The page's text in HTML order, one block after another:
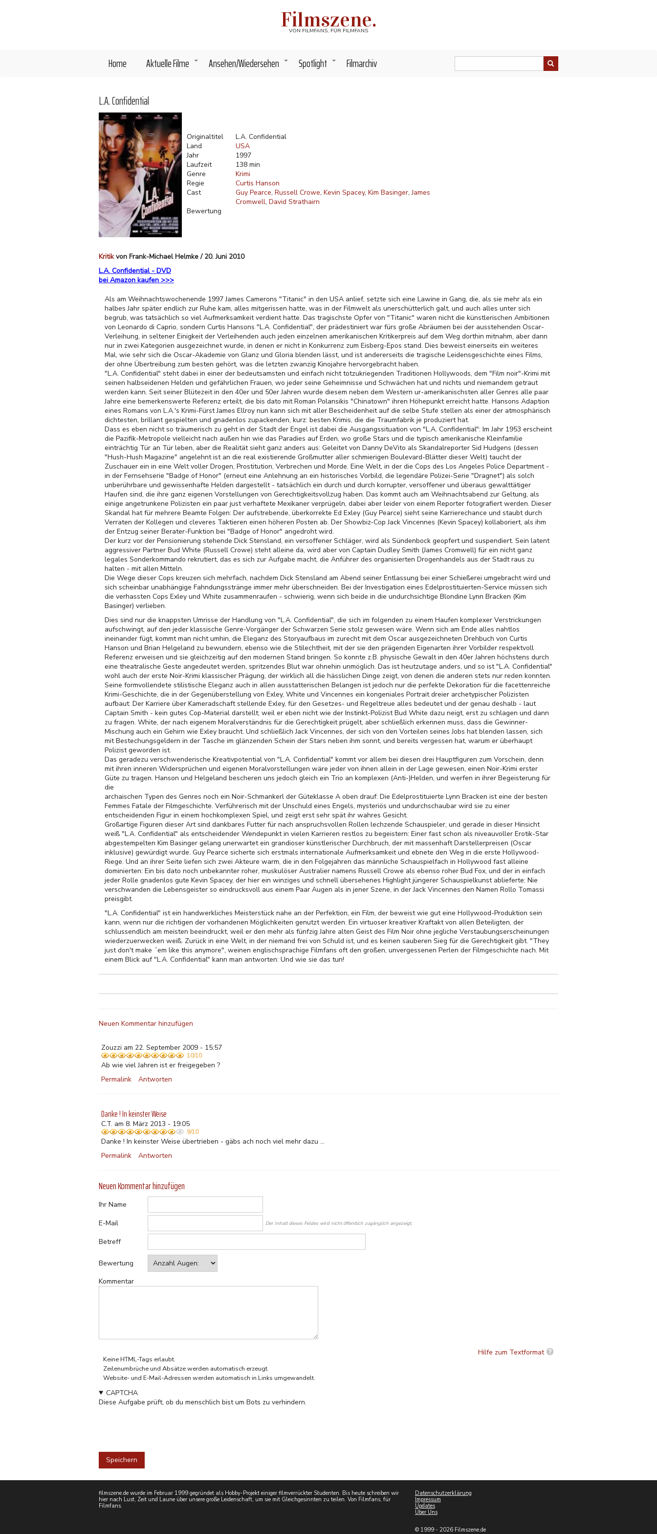
Filmszene.
VON FILMFANS, FÜR FILMFANS
Home +
Aktuelle Filme +
Ansehen/Wiedersehen +
Spotlight Filmarchiv
L.A. Confidential
Originaltitel
L.A. Confidential
Land
USA
Jahr
1997
Laufzeit
138 min
Genre
Krimi
Regie
Curtis Hanson
Cast
Guy Pearce Russell Crowe Kevin Spacey Kim Basinger James
Cromwell David Strathairn
Bewertung
Kritikvon Frank-Michael Helmke / 20. Juni 2010
L.A. Confidential - DVD
bei Amazon kaufen >>>
Als am Weihnachtswochenende 1997 James Camerons "Titanic" in den USA anlief, setzte sich eine Lawine in Gang, die, als sie mehr als ein
halbes Jahr später endlich zur Ruhe kam, alles mitgerissen hatte, was in der Filmwelt als unerschütterlich galt, und auch alles unter sich
begrub, was tatsächlich so viel Aufmerksamkeit verdient hatte. Das tragischste Opfer von "Titanic" waren nicht die künstlerischen Ambitionen
von Leonardo di Caprio, sondern Curtis Hansons "L.A. Confidential", der prädestiniert war fürs große Abräumen bei der ausstehenden Oscar-
Verleihung, in seltener Einigkeit der Verleihenden auch jeden einzelnen amerikanischen Kritikerpreis auf dem Weg dorthin mitnahm, aber dann
nur in zwei Kategorien ausgezeichnet wurde, in denen er nicht in Konkurrenz zum Eisberg-Epos stand. Dies beweist einerseits ein weiteres
Mal, wie sehr sich die Oscar-Akademie von Glanz und Gloria blenden lässt, und ist andererseits die tragische Leidensgeschichte eines Films,
der ohne Übertreibung zum besten gehört, was die letzten zwanzig Kinojahre hervorgebracht haben.
"L.A. Confidential" steht dabei in einer der bedeutsamsten und einfach nicht totzukriegenden Traditionen Hollywoods, dem "Film noir"-Krimi mit
seinen halbseidenen Helden und gefährlichen Frauen, wo jeder seine Geheimnisse und Schwächen hat und nichts und niemandem getraut
werden kann. Seit seiner Blütezeit in den 40er und 50er Jahren wurde diesem neben dem Western ur-amerikanischsten aller Genres alle paar
Jahre eine bemerkenswerte Referenz erteilt, die bis dato mit Roman Polansikis "Chinatown" ihren Höhepunkt erreicht hatte. Hansons Adaption
eines Romans von L.A.'s Krimi-Fürst James Ellroy nun kann sich mit aller Bescheidenheit auf die selbe Stufe stellen als einer der atmosphärisch
dichtesten, brillant gespielten und gnadenlos zupackenden, kurz: besten Krimis, die die Traumfabrik je produziert hat.
Dass es eben nicht so träumerisch zu geht in der Stadt der Engel ist dabei die Ausgangssituation von "L.A. Confidential": Im Jahr 1953 erscheint
die Pazifik-Metropole vielleicht nach außen hin wie das Paradies auf Erden, wo große Stars und die typisch amerikanische Kleinfamilie
einträchtig Tür an Tür leben, aber die Realität sieht ganz anders aus: Geleitet von Danny DeVito als Skandalreporter Sid Hudgens (dessen
"Hush-Hush Magazine" angelehnt ist an die real existierende Großmutter aller schmierigen Boulevard-Blätter dieser Welt) taucht der
Zuschauer ein in eine Welt voller Drogen, Prostitution, Verbrechen und Morde. Eine Welt, in der die Cops des Los Angeles Police Department -
in der Fernsehserie "Badge of Honor" (erneut eine Anlehnung an ein historisches Vorbild, die legendäre Polizei-Serie "Dragnet") als solch
unberührbare und gewissenhafte Helden dargestellt - tatsächlich ein durch und durch korrupter, versoffener und überaus gewalttätiger
Haufen sind, die ihre ganz eigenen Vorstellungen von Gerechtigkeitsvollzug haben. Das kommt auch am Weihnachtsabend zur Geltung, als
einige angetrunkene Polizisten ein paar just verhaftete Mexikaner verprügeln, dabei aber leider von einem Reporter fotografiert werden. Dieser
Skandal hat für mehrere Beamte Folgen: Der aufstrebende, überkorrekte Ed Exley (Guy Pearce) sieht seine Karrierechance und staubt durch
Verraten der Kollegen und cleveres Taktieren einen höheren Posten ab. Der Showbiz-Cop Jack Vincennes (Kevin Spacey) kollaboriert, als ihm
der Entzug seiner Berater-Funktion bei "Badge of Honor" angedroht wird.
Der kurz vor der Pensionierung stehende Dick Stensland, ein versoffener Schläger, wird als Sündenbock geopfert und suspendiert. Sein latent
aggressiver Partner Bud White (Russell Crowe) steht alleine da, wird aber von Captain Dudley Smith (James Cromwell) für ein nicht ganz
legales Sonderkommando rekrutiert, das es sich zur Aufgabe macht, die Anführer des organisierten Drogenhandels aus der Stadt raus zu
halten - mit allen Mitteln.
Die Wege dieser Cops kreuzen sich mehrfach, nachdem Dick Stensland am Abend seiner Entlassung bei einer Schießerei umgebracht wird und
sich scheinbar unabhängige Fahndungsstränge immer mehr überschneiden. Bei der Investigation eines Edelprostituierten-Service müssen sich
die verhassten Cops Exley und White zusammenraufen - schwierig, wenn sich beide in die undurchsichtige Blondine Lynn Bracken (Kim
Basinger) verlieben.
Dies sind nur die knappsten Umrisse der Handlung von "L.A. Confidential", die sich im folgenden zu einem Haufen komplexer Verstrickungen
aufschwingt, auf den jeder klassische Genre-Vorgänger der Schwarzen Serie stolz gewesen wäre. Wenn sich am Ende alles nahtlos
ineinander fügt, kommt man nicht umhin, die Eleganz des Storyaufbaus im zurecht mit dem Oscar ausgezeichneten Drehbuch von Curtis
Hanson und Brian Helgeland zu bewundern, ebenso wie die Stilechtheit, mit der sie den prägenden Eigenarten ihrer Vorbilder respektvoll
Referenz erweisen und sie gleichzeitig auf den modernen Stand bringen. So konnte z.B. physische Gewalt in den 40er Jahren höchstens durch
eine theatralische Geste angedeutet werden, spritzendes Blut war ohnehin unmöglich. Das ist heutzutage anders, und so ist "L.A. Confidential"
wohl auch der erste Noir-Krimi klassischer Prägung, der wirklich all die hässlichen Dinge zeigt, von denen die anderen stets nur reden konnten.
Seine formvollendete stilistische Eleganz auch in allen ausstatterischen Belangen ist jedoch nur die perfekte Dekoration für die facettenreiche
Krimi-Geschichte, die in der Gegenüberstellung von Exley, White und Vincennes ein kongeniales Portrait dreier archetypischer Polizisten
aufbaut: Der Karriere über Kameradschaft stellende Exley, für den Gesetzes- und Regeltreue alles bedeutet und der genau deshalb - laut
Captain Smith - kein gutes Cop-Material darstellt; weil er eben nicht wie der Instinkt-Polizist Bud White dazu neigt, erst zu schlagen und dann
zu fragen. White, der nach eigenem Moralverständnis für die Gerechtigkeit prügelt, aber schließlich erkennen muss, dass die Gewinner-
Mischung auch ein Gehirn wie Exley braucht. Und schließlich Jack Vincennes, der sich von den Vorteilen seines Jobs hat blenden lassen, sich
mit Bestechungsgeldern in der Tasche im glänzenden Schein der Stars neben ihm sonnt, und bereits vergessen hat, warum er überhaupt
Polizist geworden ist.
Das geradezu verschwenderische Kreativpotential von "L.A. Confidential" kommt vor allem bei diesen drei Hauptfiguren zum Vorschein, denn
mit ihren inneren Widersprüchen und eigenen Moralvorstellungen wäre jeder von ihnen allein in der Lage gewesen, einen Noir-Krimi erster
Güte zu tragen. Hanson und Helgeland bescheren uns jedoch gleich ein Trio an komplexen (Anti-)Helden, und werfen in ihrer Begeisterung für
die
archaischen Typen des Genres noch ein Noir-Schmankerl der Güteklasse A oben drauf: Die Edelprostituierte Lynn Bracken ist eine der besten
Femmes Fatale der Filmgeschichte. Verführerisch mit der Unschuld eines Engels, mysteriös und undurchschaubar wird sie zu einer
entscheidenden Figur in einem hochkomplexen Spiel, und zeigt erst sehr spät ihr wahres Gesicht.
Großartige Figuren dieser Art sind dankbares Futter für nach anspruchsvollen Rollen lechzende Schauspieler, und gerade in dieser Hinsicht
weiß "L.A. Confidential" als entscheidender Wendepunkt in vielen Karrieren restlos zu begeistern: Einer fast schon als niveauvoller Erotik-Star
abgestempelten Kim Basinger gelang unerwartet ein grandioser künstlerischer Durchbruch, der mit massenhaft Darstellerpreisen (Oscar
inklusive) gewürdigt wurde. Guy Pearce sicherte sich erstmals internationale Aufmerksamkeit und ebnete den Weg in die erste Hollywood-
Riege. Und an ihrer Seite liefen sich zwei Akteure warm, die in den Folgejahren das männliche Schauspielfach in Hollywood fast alleine
dominierten: Ein bis dato noch unbekannter roher, muskulöser Australier namens Russell Crowe als ebenso roher Bud Fox, und der in einfach
jeder Rolle gnadenlos gute Kevin Spacey, der hier ein winziges und schnell übersehenes Highlight jüngerer Schauspielkunst ablieferte: Nie
verschwanden die Lebensgeister so eindrucksvoll aus einem Paar Augen als in jener Szene, in der Jack Vincennes den Namen Rollo Tomassi
preisgibt.
"L.A. Confidential" ist ein handwerkliches Meisterstück nahe an der Perfektion, ein Film, der beweist wie gut eine Hollywood-Produktion sein
kann, wenn nur die richtigen der vorhandenen Möglichkeiten genutzt werden. Ein virtuoser kreativer Kraftakt von allen Beteiligten, der
schlussendlich am meisten beeindruckt, weil er den mehr als fünfzig Jahre alten Geist des Film Noir ohne jegliche Verstaubungserscheinungen
wiederzuerwecken weiß. Zurück in eine Welt, in der niemand frei von Schuld ist, und es keinen sauberen Sieg für die Gerechtigkeit gibt. "They
just don't make ´em like this anymore", weinen englischsprachige Filmfans oft den großen, unvergessenen Perlen der Filmgeschichte nach. Mit
einem Blick auf "L.A. Confidential" kann man antworten: Und wie sie das tun!
Neuen Kommentar hinzufügen
Zouzzi am 22. September 2009 - 15:57
10/10
Ab wie viel Jahren ist er freigegeben ?
Permalink
Antworten
Danke ! In keinster Weise
C.T. am 8. März 2013 - 19:05
9/10
Danke ! In keinster Weise übertrieben - gäbs ach noch viel mehr dazu ...
Permalink
Antworten
Neuen Kommentar hinzufügen
Ihr Name
E-Mail
Der Inhalt dieses Feldes wird nicht öffentlich zugänglich angezeigt.
Betreff
Bewertung
Kommentar
Hilfe zum Textformat
Keine HTML-Tags erlaubt.
Zeilenumbrüche und Absätze werden automatisch erzeugt.
Website- und E-Mail-Adressen werden automatisch in Links umgewandelt.
CAPTCHA
Diese Aufgabe prüft, ob du menschlich bist um Bots zu verhindern.
filmszene.de wurde im Februar 1999 gegründet als Hobby-Projekt einiger filmverrückter Studenten. Bis heute schreiben wir
hier nach Lust, Zeit und Laune über unsere große Leidenschaft, um sie mit Gleichgesinnten zu teilen. Von Filmfans, für
Filmfans.
Datenschutzerklärung
Impressum
Updates
Über Uns
© 1999 - 2026 Filmszene.de